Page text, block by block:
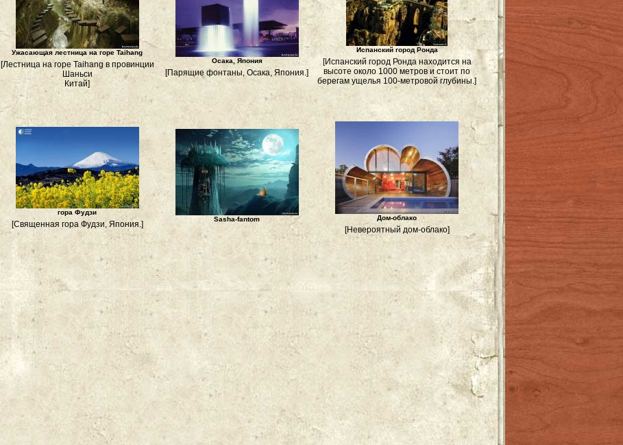
Ужасающая лестница на горе Taihang
[Лестница на горе Taihang в провинции
Шаньси
Китай]
Осака, Япония
[Парящие фонтаны, Осака, Япония.]
Испанский город Ронда
[Испанский город Ронда находится на
высоте около 1000 метров и стоит по
берегам ущелья 100-метровой глубины.]
гора Фудзи
[Священная гора Фудзи, Япония.]
Sasha-fantom Дом-облако
[Невероятный дом-облако]